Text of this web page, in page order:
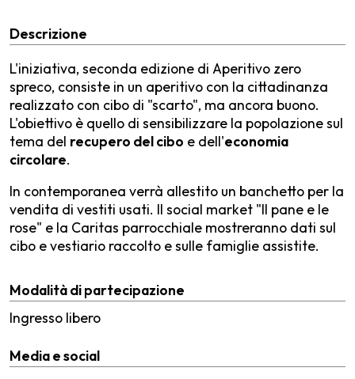
Descrizione
L'iniziativa, seconda edizione di Aperitivo zero
spreco, consiste in un aperitivo con la cittadinanza
realizzato con cibo di "scarto", ma ancora buono.
L'obiettivo è quello di sensibilizzare la popolazione sul
tema del recupero del cibo e dell'economia
circolare.
In contemporanea verrà allestito un banchetto per la
vendita di vestiti usati. Il social market "Il pane e le
rose" e la Caritas parrocchiale mostreranno dati sul
cibo e vestiario raccolto e sulle famiglie assistite.
Modalità di partecipazione
Ingresso libero
Media e social